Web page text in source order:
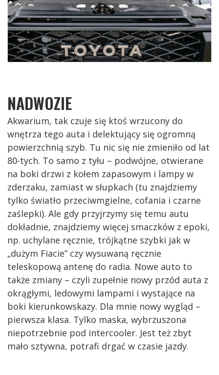
NADWOZIE
Akwarium, tak czuje się ktoś wrzucony do
wnętrza tego auta i delektujący się ogromną
powierzchnią szyb. Tu nic się nie zmieniło od lat
80-tych. To samo z tyłu – podwójne, otwierane
na boki drzwi z kołem zapasowym i lampy w
zderzaku, zamiast w słupkach (tu znajdziemy
tylko światło przeciwmgielne, cofania i czarne
zaślepki). Ale gdy przyjrzymy się temu autu
dokładnie, znajdziemy więcej smaczków z epoki,
np. uchylane ręcznie, trójkątne szybki jak w
„dużym Fiacie” czy wysuwaną ręcznie
teleskopową antenę do radia. Nowe auto to
także zmiany – czyli zupełnie nowy przód auta z
okrągłymi, ledowymi lampami i wystające na
boki kierunkowskazy. Dla mnie nowy wygląd –
pierwsza klasa. Tylko maska, wybrzuszona
niepotrzebnie pod intercooler. Jest też zbyt
mało sztywna, potrafi drgać w czasie jazdy.